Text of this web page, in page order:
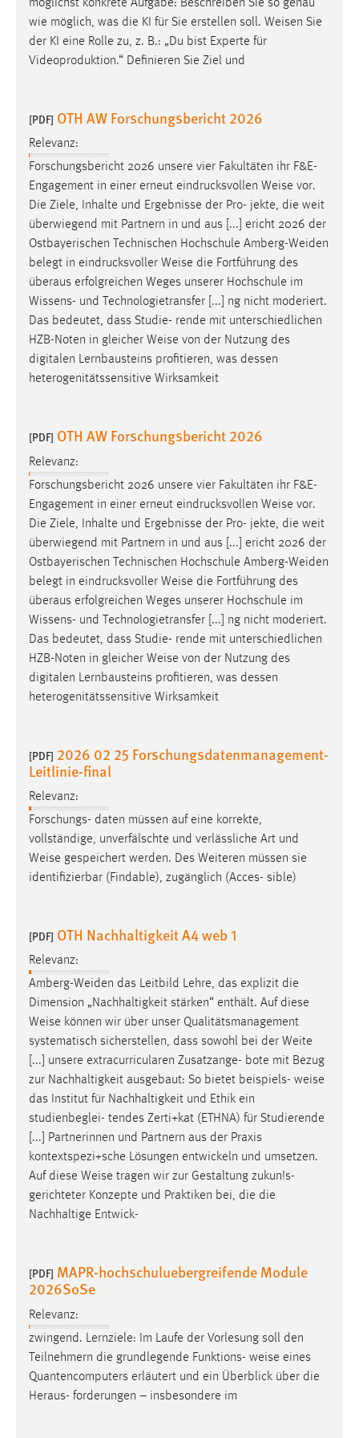
möglichst konkrete Aufgabe: Beschreiben Sie so genau
wie möglich, was die KI für Sie erstellen soll. Weisen Sie
der KI eine Rolle zu, z. B.: „Du bist Experte für
Videoproduktion.“ Definieren Sie Ziel und
[PDF] OTH AW Forschungsbericht 2026
Relevanz:
Forschungsbericht 2026 unsere vier Fakultäten ihr F&E-
Engagement in einer erneut eindrucksvollen Weise vor.
Die Ziele, Inhalte und Ergebnisse der Pro- jekte, die weit
überwiegend mit Partnern in und aus [...] ericht 2026 der
Ostbayerischen Technischen Hochschule Amberg-Weiden
belegt in eindrucksvoller Weise die Fortführung des
überaus erfolgreichen Weges unserer Hochschule im
Wissens- und Technologietransfer [...] ng nicht moderiert.
Das bedeutet, dass Studie- rende mit unterschiedlichen
HZB-Noten in gleicher Weise von der Nutzung des
digitalen Lernbausteins profitieren, was dessen
heterogenitätssensitive Wirksamkeit
[PDF] OTH AW Forschungsbericht 2026
Relevanz:
Forschungsbericht 2026 unsere vier Fakultäten ihr F&E-
Engagement in einer erneut eindrucksvollen Weise vor.
Die Ziele, Inhalte und Ergebnisse der Pro- jekte, die weit
überwiegend mit Partnern in und aus [...] ericht 2026 der
Ostbayerischen Technischen Hochschule Amberg-Weiden
belegt in eindrucksvoller Weise die Fortführung des
überaus erfolgreichen Weges unserer Hochschule im
Wissens- und Technologietransfer [...] ng nicht moderiert.
Das bedeutet, dass Studie- rende mit unterschiedlichen
HZB-Noten in gleicher Weise von der Nutzung des
digitalen Lernbausteins profitieren, was dessen
heterogenitätssensitive Wirksamkeit
[PDF] 2026 02 25 Forschungsdatenmanagement-
Leitlinie-final
Relevanz:
Forschungs- daten müssen auf eine korrekte,
vollständige, unverfälschte und verlässliche Art und
Weise gespeichert werden. Des Weiteren müssen sie
identifizierbar (Findable), zugänglich (Acces- sible)
[PDF] OTH Nachhaltigkeit A4 web 1
Relevanz:
Amberg-Weiden das Leitbild Lehre, das explizit die
Dimension „Nachhaltigkeit stärken“ enthält. Auf diese
Weise können wir über unser Qualitätsmanagement
systematisch sicherstellen, dass sowohl bei der Weite
[...] unsere extracurricularen Zusatzange- bote mit Bezug
zur Nachhaltigkeit ausgebaut: So bietet beispiels- weise
das Institut für Nachhaltigkeit und Ethik ein
studienbeglei- tendes Zerti+kat (ETHNA) für Studierende
[...] Partnerinnen und Partnern aus der Praxis
kontextspezi+sche Lösungen entwickeln und umsetzen.
Auf diese Weise tragen wir zur Gestaltung zukun!s-
gerichteter Konzepte und Praktiken bei, die die
Nachhaltige Entwick-
[PDF] MAPR-hochschuluebergreifende Module
2026SoSe
Relevanz:
zwingend. Lernziele: Im Laufe der Vorlesung soll den
Teilnehmern die grundlegende Funktions- weise eines
Quantencomputers erläutert und ein Überblick über die
Heraus- forderungen – insbesondere im
Performance
Zweck:
Für performante Seitenauslieferung wird in diesem Cookie
gespeichert, ob man eingeloggt ist.
Sprachpräferenz
Name:
site-language-preference
Zweck:
Das Cookie speichert die gewählte Sprache der Website.
Cookie Laufzeit:
30 Tage
Name:
MibewSessionID, MIBEW_UserID, mibew_locale, mibew-
chat-frame-style-5e9dbeb1811c0446
Zweck:
Wird benötigt um die Chatfunktion nutzen zu können.
Cookie Laufzeit:
5e9dbeb1811c0446 = Sitzungslaufzeit, mibew_locale = 3
Jahre, MIBEW_UserID = 1 Jahr
Login
Name:
fe_user, be_user, be_lastLoginProvider
Dieser Cookie ist notwendig um sich an der Website
einloggen zu können.
Cookie Laufzeit:
24 Stunden
STATISTIK
unsere Besucher unsere Website nutzen.
Matomo
Name:
_pk_ref, _pk_cvar, _pk_id, _pk_ses
Zweck:
Zugriffsstatistik
Cookie Laufzeit:
Max. 13 Monate
MARKETING
Marketing Cookies werden von Drittanbietern
hinweg verfolgen.
Google Ads
Name:
_gcl_au
Anbieter: